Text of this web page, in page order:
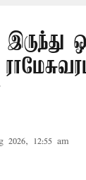
இருந்து
2026, 12:55 am